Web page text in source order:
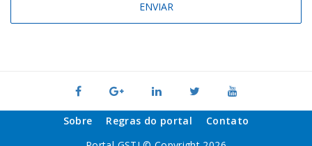
Sobre Regras do portal
Contato